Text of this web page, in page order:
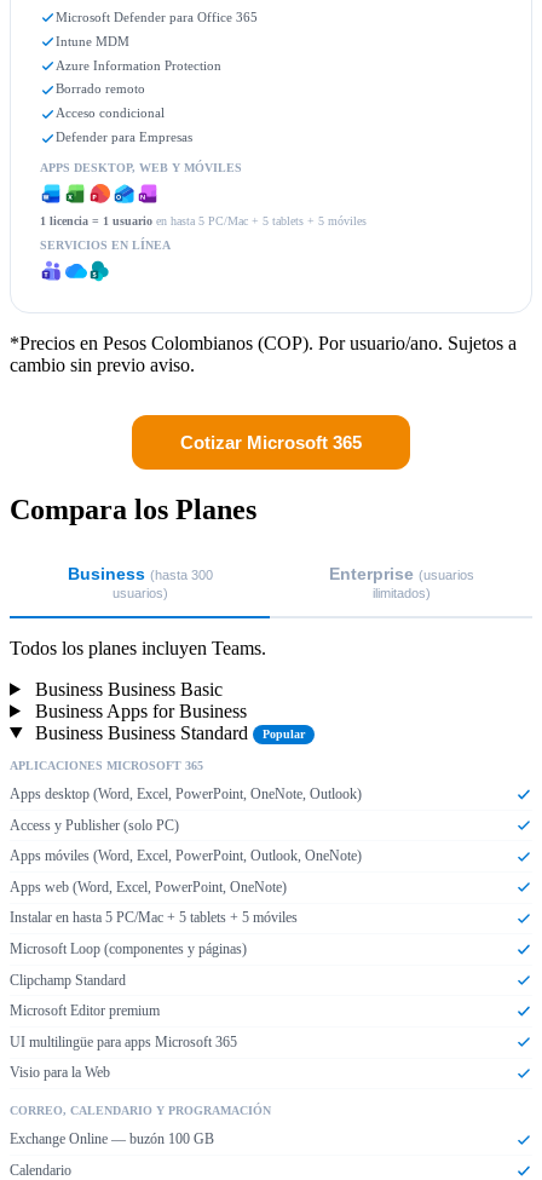
Microsoft Defender para Office 365
Intune MDM
Azure Information Protection
Borrado remoto
Acceso condicional
Defender para Empresas
APPS DESKTOP, WEB Y MÓVILES
1 licencia = 1 usuario en hasta 5 PC/Mac + 5 tablets + 5 móviles
SERVICIOS EN LÍNEA
*Precios en Pesos Colombianos (COP). Por usuario/ano. Sujetos a
cambio sin previo aviso.
Cotizar Microsoft 365
Compara los Planes
Business (hasta 300
usuarios)
Enterprise (usuarios
ilimitados)
Todos los planes incluyen Teams.
Business Business Basic
Business Apps for Business
Business Business Standard
Popular
APLICACIONES MICROSOFT 365
Apps desktop (Word, Excel, PowerPoint, OneNote, Outlook)
Access y Publisher (solo PC)
Apps móviles (Word, Excel, PowerPoint, Outlook, OneNote)
Apps web (Word, Excel, PowerPoint, OneNote)
Instalar en hasta 5 PC/Mac + 5 tablets + 5 móviles
Microsoft Loop (componentes y páginas)
Clipchamp Standard
Microsoft Editor premium
UI multilingüe para apps Microsoft 365
Visio para la Web
CORREO, CALENDARIO Y PROGRAMACIÓN
Exchange Online — buzón 100 GB
Calendario